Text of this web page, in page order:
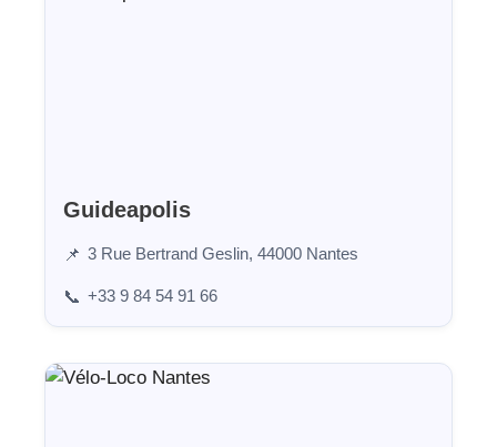
Guideapolis
📌 3 Rue Bertrand Geslin, 44000 Nantes
📞 +33 9 84 54 91 66